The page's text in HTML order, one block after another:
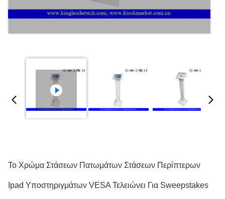
Το Χρώμα Στάσεων Πατωμάτων Στάσεων Περίπτερων
Ipad Υποστηριγμάτων VESA Τελειώνει Για Sweepstakes